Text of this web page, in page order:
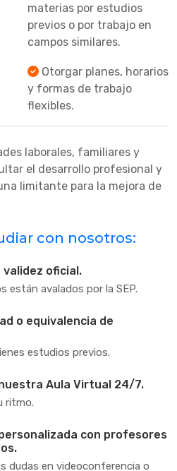
materias por estudios
previos o por trabajo en
campos similares.
Otorgar planes, horarios
y formas de trabajo
flexibles.
laborales, familiares y
el desarrollo profesional y
limitante para la mejora de
con nosotros:
oficial.
están avalados por la SEP.
o equivalencia de
estudios previos.
Aula Virtual 24/7.
ritmo.
con profesores
dudas en videoconferencia o